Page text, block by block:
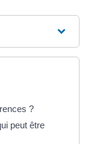
?
peut être